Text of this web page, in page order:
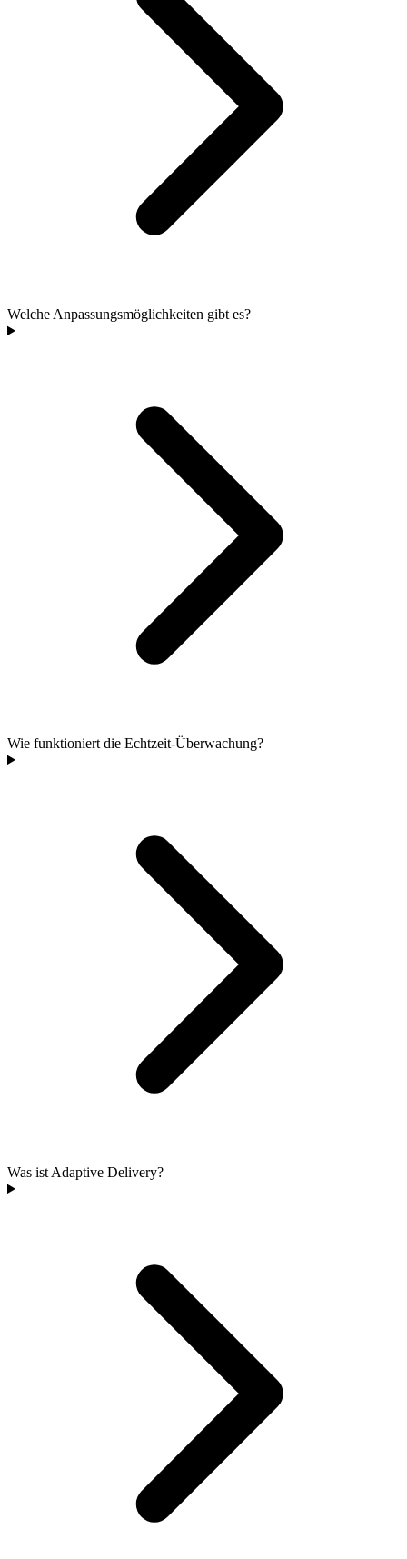
Welche Anpassungsmöglichkeiten gibt es?
Wie funktioniert die Echtzeit-Überwachung?
Was ist Adaptive Delivery?